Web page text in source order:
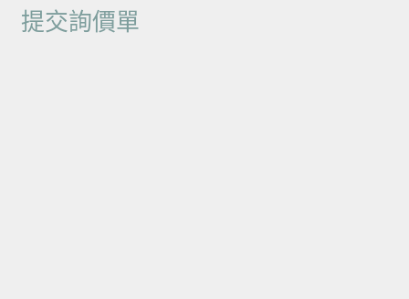
提交詢價單